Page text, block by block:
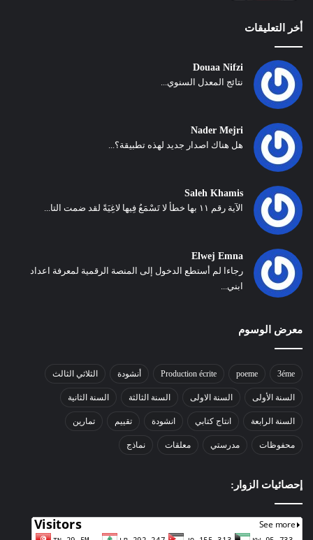
أخر التعليقات
Douaa Nifzi
نتائج المعدل السنوي...
Nader Mejri
هل هناك اصدار جديد لهذه تطبيقة؟...
Saleh Khamis
الآية رقم ١١ بها خطأ لا تَسْمَعُ فِيها لاغِيَةً لقد ضمت التا...
Elwej Emna
رجاءا لم أستطع الدخول إلى المنصة الرقمية لمعرفة اعداد
ابني...
معرض الوسوم
3éme
poeme
Production écrite أنشودة الثلاثي الثالث
السنة الأولى السنة الاولى السنة الثالثة السنة الثانية
السنة الرابعة انتاج كتابي انشودة تقييم تمارين
محفوظات مدرستي معلقات نماذج
إحصائيات الزوار: